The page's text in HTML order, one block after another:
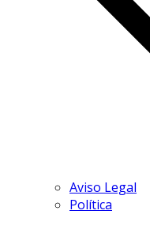
Aviso Legal
Política